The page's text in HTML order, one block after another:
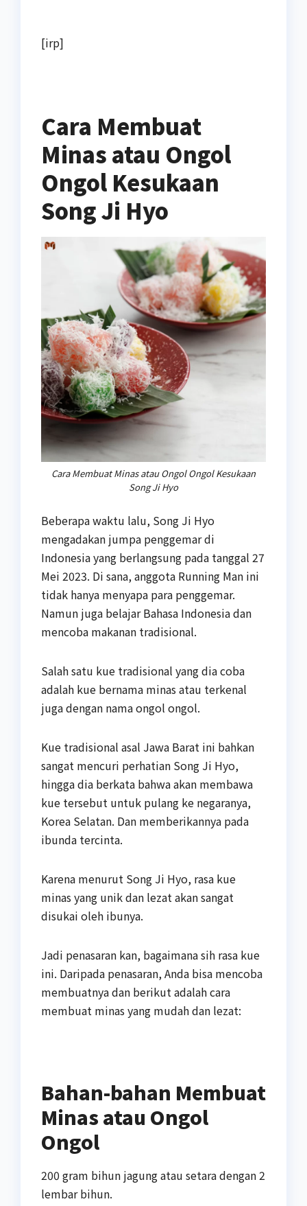
[irp]
Cara Membuat
Minas atau Ongol
Ongol Kesukaan
Song Ji Hyo
Cara Membuat Minas atau Ongol Ongol Kesukaan
Song Ji Hyo
Beberapa waktu lalu, Song Ji Hyo
mengadakan jumpa penggemar di
Indonesia yang berlangsung pada tanggal 27
Mei 2023. Di sana, anggota Running Man ini
tidak hanya menyapa para penggemar.
Namun juga belajar Bahasa Indonesia dan
mencoba makanan tradisional.
Salah satu kue tradisional yang dia coba
adalah kue bernama minas atau terkenal
juga dengan nama ongol ongol.
Kue tradisional asal Jawa Barat ini bahkan
sangat mencuri perhatian Song Ji Hyo,
hingga dia berkata bahwa akan membawa
kue tersebut untuk pulang ke negaranya,
Korea Selatan. Dan memberikannya pada
ibunda tercinta.
Karena menurut Song Ji Hyo, rasa kue
minas yang unik dan lezat akan sangat
disukai oleh ibunya.
Jadi penasaran kan, bagaimana sih rasa kue
ini. Daripada penasaran, Anda bisa mencoba
membuatnya dan berikut adalah cara
membuat minas yang mudah dan lezat:
Bahan-bahan Membuat
Minas atau Ongol
Ongol
200 gram bihun jagung atau setara dengan 2
lembar bihun.